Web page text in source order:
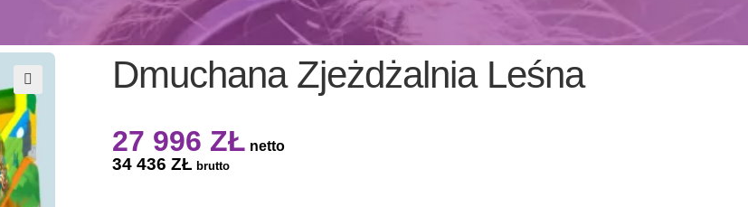
Dmuchana Zjeżdżalnia Leśna
27 996 ZŁ netto
34 436 ZŁ brutto